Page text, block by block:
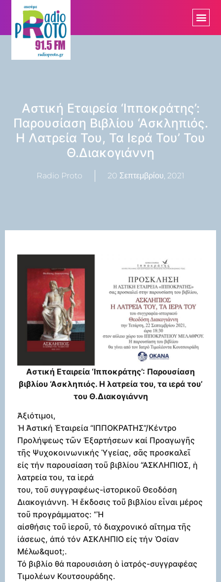
Αστική Εταιρεία ‘Ιπποκράτης’:
Παρουσίαση Βιβλίου ‘Ασκληπιός.
Η Λατρεία Του, Τα Ιερά Του’ Του
Θ.Διακογιάννη
Radio Proto 20 Σεπτεμβρίου, 2021
Αστική Εταιρεία ‘Ιπποκράτης’: Παρουσίαση
βιβλίου ‘Ασκληπιός. Η λατρεία του, τα ιερά του’
του Θ.Διακογιάννη
Ἀξιότιμοι,
Ἡ Ἀστική Ἑταιρεία “ΙΠΠΟΚΡΑΤΗΣ”/Κέντρο
Προλήψεως τῶν Ἐξαρτήσεων καί Προαγωγῆς
τῆς Ψυχοκοινωνικής Ὑγείας, σᾶς προσκαλεῖ
είς τήν παρουσίαση τοῦ βιβλίου “ΑΣΚΛΗΠΙΟΣ, ἡ
λατρεία του, τα ἱερά
του, τοῦ συγγραφέως-ἱστορικοῦ Θεοδόση
Διακογιάννη. Ἡ ἔκδοσις τοῦ βιβλίου εἷναι μέρος
τοῦ προγράμματος: “Ἡ
αἰσθήσις τοῦ ἱεροῦ, τό διαχρονικό αἴτημα τῆς
ἰάσεως, ἀπό τόν ΑΣΚΛΗΠΙΟ είς τήν Ὁσίαν
Μέλω&quot;.
Τό βιβλίο θἀ παρουσιάση ὁ ἱατρός-συγγραφέας
Τιμολέων Κουτσουράδης.